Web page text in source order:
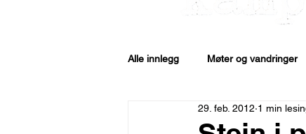
Alle innlegg Møter og vandringer
Åpen bakgård
29. feb. 2012 1 min